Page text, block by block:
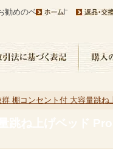
勧めのベッドです
棚コンセント付 大容量跳ね